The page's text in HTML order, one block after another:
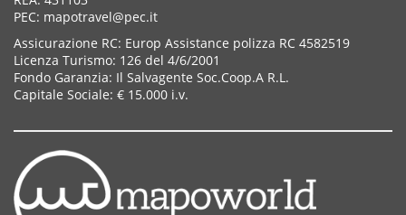
PEC: mapotravel@pec.it
Assicurazione RC: Europ Assistance polizza RC 4582519
Licenza Turismo: 126 del 4/6/2001
Fondo Garanzia: Il Salvagente Soc.Coop.A R.L.
Capitale Sociale: € 15.000 i.v.